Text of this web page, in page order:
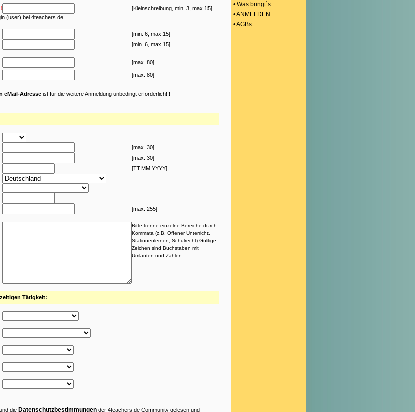
!
[Kleinschreibung, min. 3, max.15]
(user) bei 4teachers.de
[min. 6, max.15]
[min. 6, max.15]
[max. 80]
[max. 80]
eMail-Adresse ist für die weitere Anmeldung unbedingt erforderlich!!!
[max. 30]
[max. 30]
[TT.MM.YYYY]
[max. 255]
Bitte trenne einzelne Bereiche durch
Kommata (z.B. Offener Unterricht,
Stationenlernen, Schulrecht) Gültige
Zeichen sind Buchstaben mit
Umlauten und Zahlen.
Tätigkeit:
die Datenschutzbestimmungen der 4teachers.de Community gelesen und
• Was bringt´s
• ANMELDEN
• AGBs